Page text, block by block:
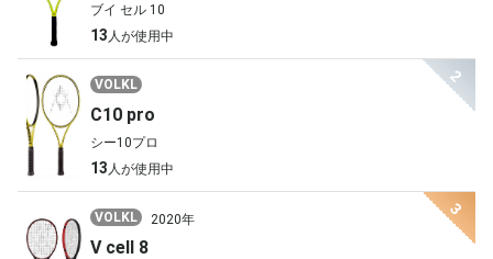
ブイ セル 10
13 人が使用中
VOLKL
C10 pro
シー10プロ
13 人が使用中
2
VOLKL 2020年
V cell 8
3